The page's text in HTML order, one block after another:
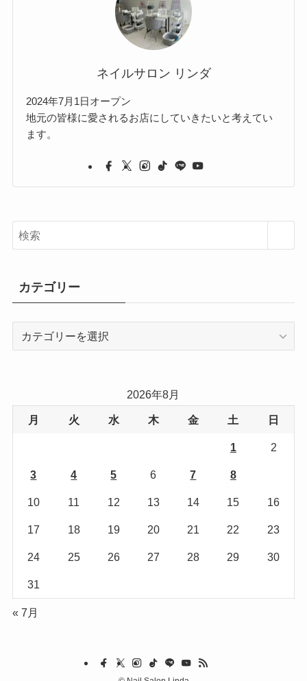
ネイルサロン リンダ
2024年7月1日オープン
地元の皆様に愛されるお店にしていきたいと考えてい
ます。
カテゴリー
2026年8月
月 火 水 木 金 土 日
1 2
3 4 5 6 7 8
10 11 12 13 14 15 16
17 18 19 20 21 22 23
24 25 26 27 28 29 30
31
« 7月